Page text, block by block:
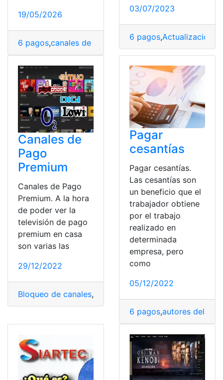
19/05/2026
6 pagos,canales de pago comprobante de pago,
03/07/2023
6 pagos,Actualización
Canales de
Pago
Premium
Canales de Pago
Premium. A la hora
de poder ver la
televisión de pago
premium en casa
son varias las
29/12/2022
Bloqueo de canales,
Pagar
cesantías
Pagar cesantías.
Las cesantías son
un beneficio que el
trabajador obtiene
por el trabajo
realizado en
determinada
empresa, pero
como
05/12/2022
6 pagos,autores del